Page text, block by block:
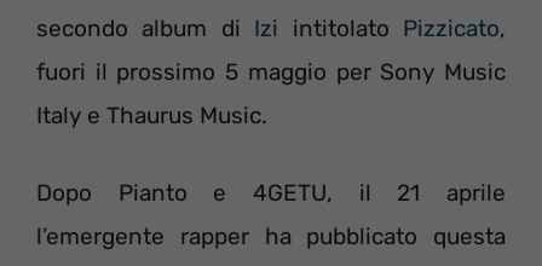
secondo album di Izi intitolato Pizzicato,
fuori il prossimo 5 maggio per Sony Music
Italy e Thaurus Music.
Dopo Pianto e 4GETU, il 21 aprile
l’emergente rapper ha pubblicato questa